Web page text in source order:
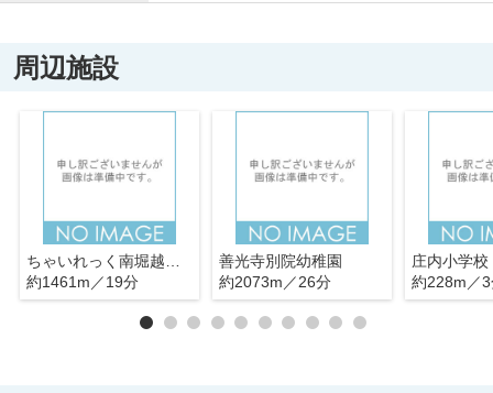
周辺施設
約1461m／19分
善光寺別院幼稚園
約2073m／26分
庄内小学校
約228m／